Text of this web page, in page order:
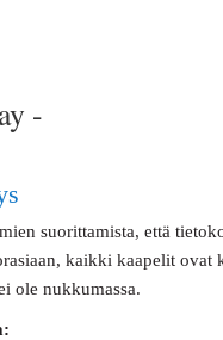
-
suorittamista, että
kaikki kaapelit ovat
ole nukkumassa.